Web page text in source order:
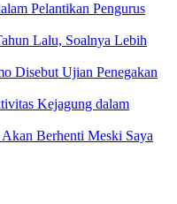
Pelantikan Pengurus
Lalu, Soalnya Lebih
Disebut Ujian Penegakan
Kejagung dalam
Berhenti Meski Saya